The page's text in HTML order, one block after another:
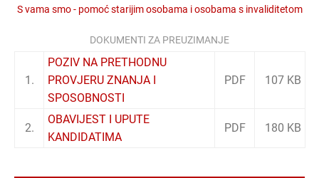
S vama smo - pomoć starijim osobama i osobama s invaliditetom
DOKUMENTI ZA PREUZIMANJE
1.
POZIV NA PRETHODNU
PROVJERU ZNANJA I
SPOSOBNOSTI
PDF 107 KB
2.
OBAVIJEST I UPUTE
KANDIDATIMA
PDF 180 KB